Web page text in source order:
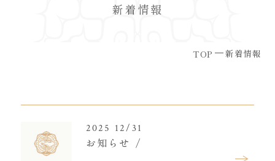
新着情報
TOP 新着情報
2025 12/31
お知らせ